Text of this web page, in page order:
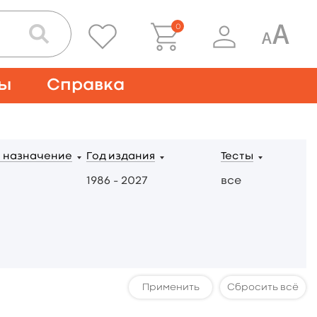
0
Справка
назначение Год издания
1986 – 2027
Тесты
все
Сбросить всё